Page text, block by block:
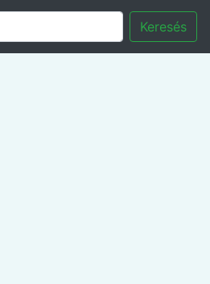
Keresés